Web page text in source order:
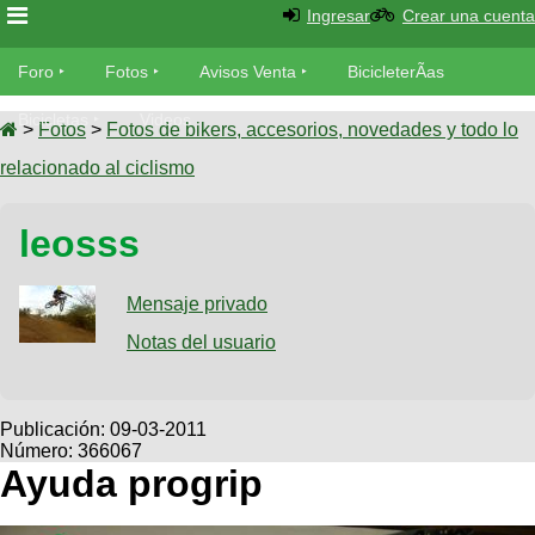
Foro
Foro
TÃ©cnica
Fotos
tu foto
Galeria
XC
Viajes
Descenso
Dirt
SUBÃ
Buscar
Ultimos
Fotos
BicicleterÃ­
as
Bicicletas
Tandem
Videos
Cicloturismo
Ingresar Crear una cuenta
Foro Fotos Avisos Venta BicicleterÃ­as
Bicicletas Videos
> Fotos > Fotos de bikers, accesorios, novedades y todo lo
relacionado al ciclismo
leosss
Mensaje privado
Notas del usuario
Publicación: 09-03-2011
Número: 366067
Ayuda progrip